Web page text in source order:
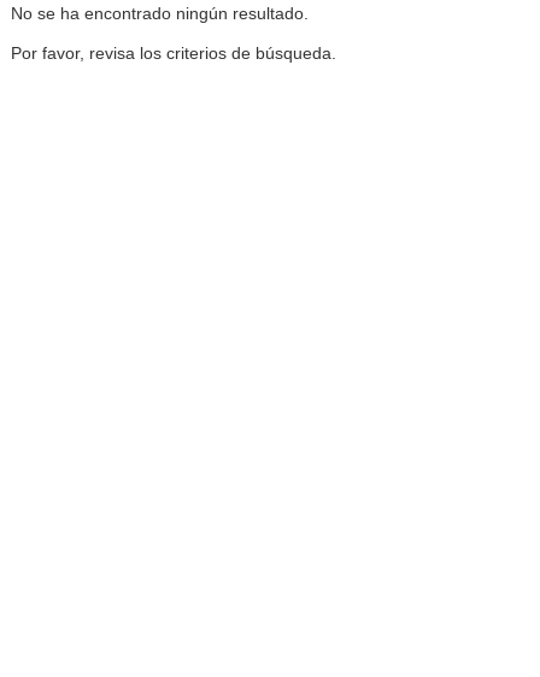
No se ha encontrado ningún resultado.
Por favor, revisa los criterios de búsqueda.